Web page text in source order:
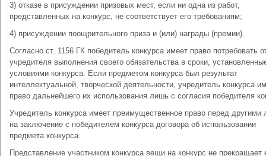
3) отказе в присуждении призовых мест, если ни одна из работ,
представленных на конкурс, не соответствует его требованиям;
4) присуждении поощрительного приза и (или) награды (премии).
Согласно ст. 1156 ГК победитель конкурса имеет право потребовать
учредителя выполнения своего обязательства в сроки,
условиями конкурса. Если предметом конкурса был результат
интеллектуальной, творческой деятельности, учредитель конкурса
право дальнейшего их использования лишь с согласия победителя
Учредитель конкурса имеет преимущественное право перед другими
на заключение с победителем конкурса договора об использовании
предмета конкурса.
Представление участником конкурса вещи на конкурс не прекращает